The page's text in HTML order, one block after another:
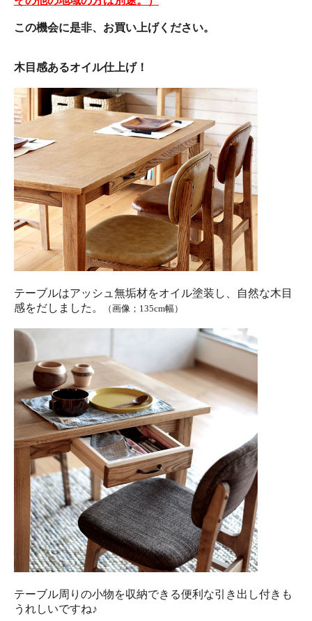
この機会に是非、お買い上げください。
木目感あるオイル仕上げ！
テーブルはアッシュ無垢材をオイル塗装し、自然な木目
感をだしました。
（画像；135cm幅）
テーブル周りの小物を収納できる便利な引き出し付きも
うれしいですね♪